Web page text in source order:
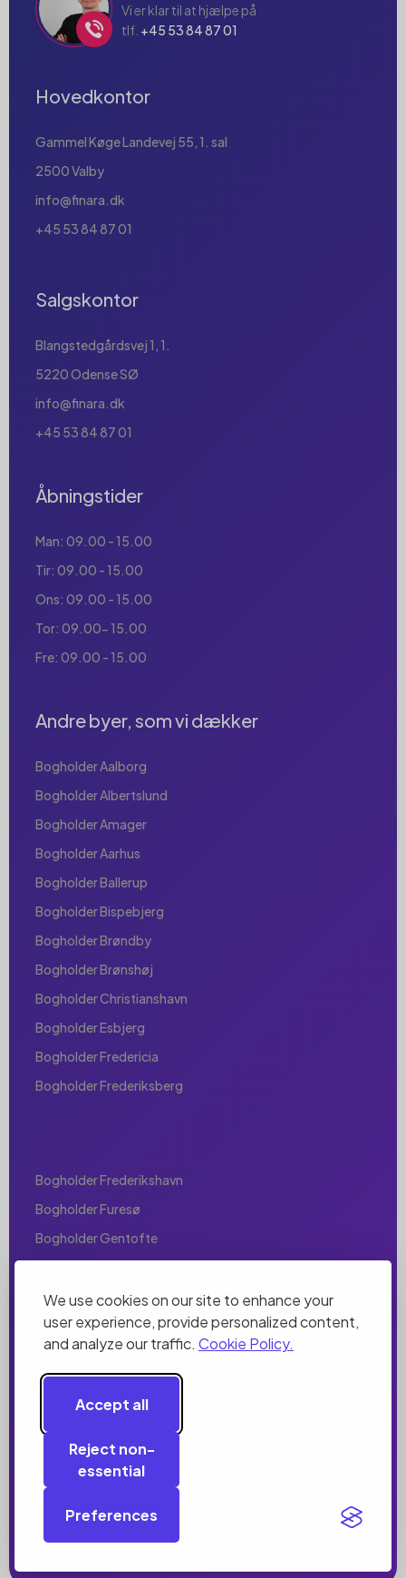
We use cookies on our site to enhance your
user experience, provide personalized content,
and analyze our traffic. Cookie Policy.
Accept all
Reject non-
essential
Preferences
Vi er klar til at hjælpe på
tlf. +45 53 84 87 01
Hovedkontor
Gammel Køge Landevej 55, 1. sal
2500 Valby
info@finara.dk
+45 53 84 87 01
Salgskontor
Blangstedgårdsvej 1, 1.
5220 Odense SØ
info@finara.dk
+45 53 84 87 01
Åbningstider
Man: 09.00 - 15.00
Tir: 09.00 - 15.00
Ons: 09.00 - 15.00
Tor: 09.00- 15.00
Fre: 09.00 - 15.00
Andre byer, som vi dækker
Bogholder Aalborg
Bogholder Albertslund
Bogholder Amager
Bogholder Aarhus
Bogholder Ballerup
Bogholder Bispebjerg
Bogholder Brøndby
Bogholder Brønshøj
Bogholder Christianshavn
Bogholder Esbjerg
Bogholder Fredericia
Bogholder Frederiksberg
Bogholder Frederikshavn
Bogholder Furesø
Bogholder Gentofte
Bogholder Glostrup
Bogholder Greve
Bogholder Helsingør
Bogholder Herlev
Bogholder Herning
Bogholder Hillerød
Bogholder Hjørring